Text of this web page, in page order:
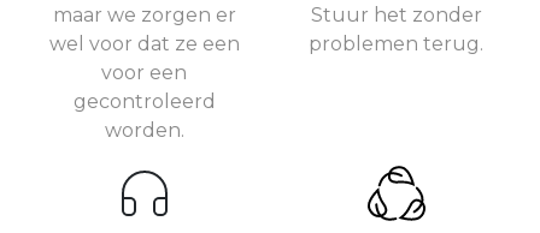
maar we zorgen er
wel voor dat ze een
voor een
gecontroleerd
worden.
Stuur het zonder
problemen terug.